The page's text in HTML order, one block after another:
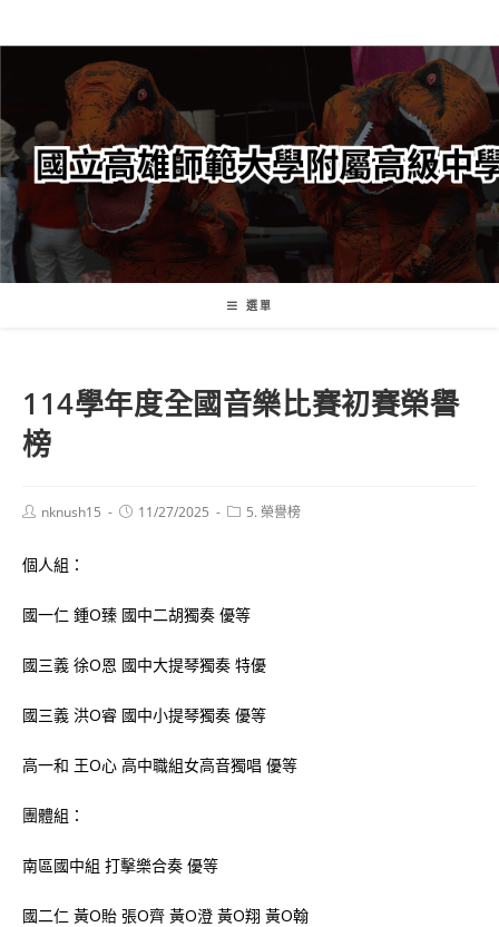
轉
要
內
容
選單
114學年度全國音樂比賽初賽榮譽
榜
Postnknush15
Post11/27/2025
Post5. 榮譽榜
個人組：
國一仁 鍾O臻 國中二胡獨奏 優等
國三義 徐O恩 國中大提琴獨奏 特優
國三義 洪O睿 國中小提琴獨奏 優等
高一和 王O心 高中職組女高音獨唱 優等
團體組：
南區國中組 打擊樂合奏 優等
國二仁 黃O貽 張O齊 黃O澄 黃O翔 黃O翰